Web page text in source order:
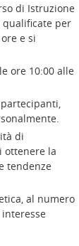
di Istruzione
qualificate per
e si
ore 10:00 alle
di
ottenere la
tendenze
al numero